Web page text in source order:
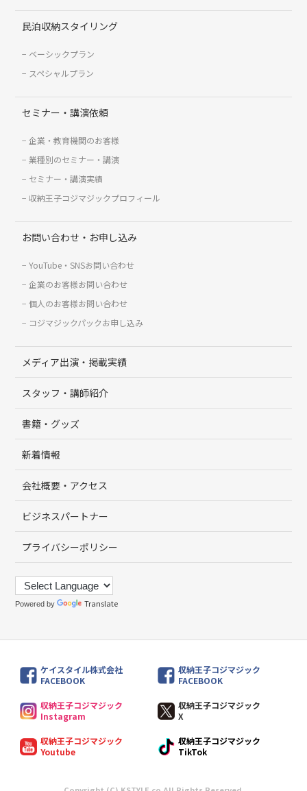
民泊収納スタイリング
ベーシックプラン
スペシャルプラン
セミナー・講演依頼
企業・教育機関のお客様
業種別のセミナー・講演
セミナー・講演実績
収納王子コジマジックプロフィール
お問い合わせ・お申し込み
YouTube・SNSお問い合わせ
企業のお客様お問い合わせ
個人のお客様お問い合わせ
コジマジックパックお申し込み
メディア出演・掲載実績
スタッフ・講師紹介
書籍・グッズ
新着情報
会社概要・アクセス
ビジネスパートナー
プライバシーポリシー
Powered by Translate
ケイスタイル株式会社
FACEBOOK
収納王子コジマジック
FACEBOOK
収納王子コジマジック
Instagram
収納王子コジマジック
X
収納王子コジマジック
Youtube
収納王子コジマジック
TikTok